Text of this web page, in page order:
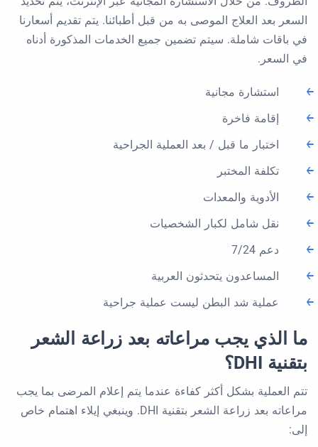
السعر بعد العلاج الموصى به من قبل أطبائنا. يتم تقديم أسعارنا
في باقات شاملة. سيتم تضمين جميع الخدمات المذكورة أدناه
في السعر.
استشارة مجانية
إقامة فاخرة
اختبار ما قبل / بعد العملية الجراحية
تكلفة المختبر
الأدوية والمعدات
نقل شامل لكبار الشخصيات
دعم 7/24
المساعدون يتحدثون العربية
عملية شد البطن ليست عملية جراحية
ما الذي يجب مراعاته بعد زراعة الشعر
بتقنية DHI؟
تتم العملية بشكل أكثر كفاءة عندما يتم إعلام المرضى بما يجب
مراعاته بعد زراعة الشعر بتقنية DHI. وينبغي إيلاء اهتمام خاص
إلى: